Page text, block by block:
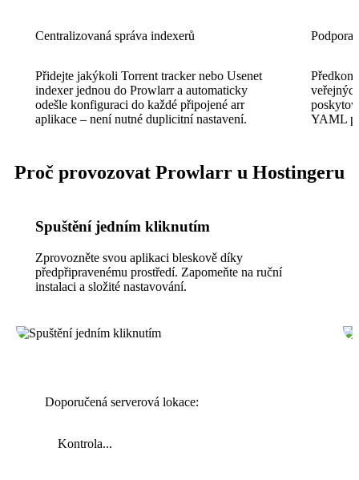
Centralizovaná správa indexerů
Přidejte jakýkoli Torrent tracker nebo Usenet
indexer jednou do Prowlarr a automaticky
odešle konfiguraci do každé připojené arr
aplikace – není nutné duplicitní nastavení.
Podpora
YAML
Proč provozovat Prowlarr u Hostingeru
Spuštění jedním kliknutím
Zprovozněte svou aplikaci bleskově díky
předpřipravenému prostředí. Zapomeňte na ruční
instalaci a složité nastavování.
Doporučená serverová lokace:
Kontrola...